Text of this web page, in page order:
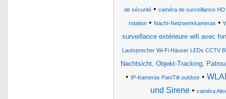
de sécurité• caméra de surveillance HD
rotation • Nacht-Netzwerkkameras •
surveillance extérieure wifi avec
Lautsprecher Wi-Fi Häuser LEDs CCTV
Nachtsicht, Objekt-Tracking,
• IP-Kameras Pan/Tilt outdoor•
und Sirene • caméra